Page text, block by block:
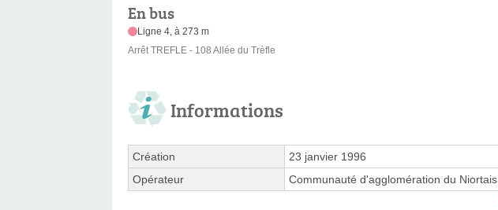
En bus
Ligne 4, à 273 m
Arrêt TREFLE - 108 Allée du Trèfle
Informations
Création
23 janvier 1996
Opérateur
Communauté d'agglomération du Niortais